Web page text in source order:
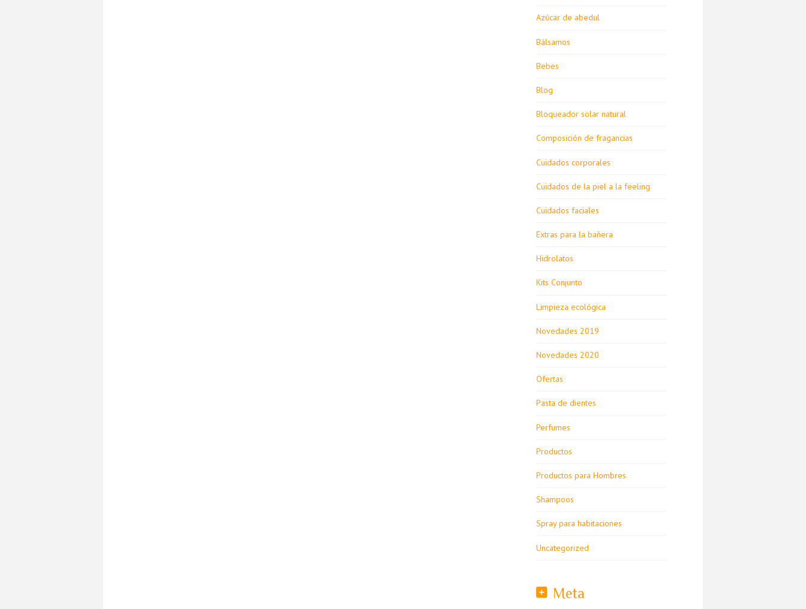
Azúcar de abedul
Bálsamos
Bebes
Blog
Bloqueador solar natural
Composición de fragancias
Cuidados corporales
Cuidados de la piel a la feeling
Cuidados faciales
Extras para la bañera
Hidrolatos
Kits Conjunto
Limpieza ecológica
Novedades 2019
Novedades 2020
Ofertas
Pasta de dientes
Perfumes
Productos
Productos para Hombres
Shampoos
Spray para habitaciones
Uncategorized
Meta